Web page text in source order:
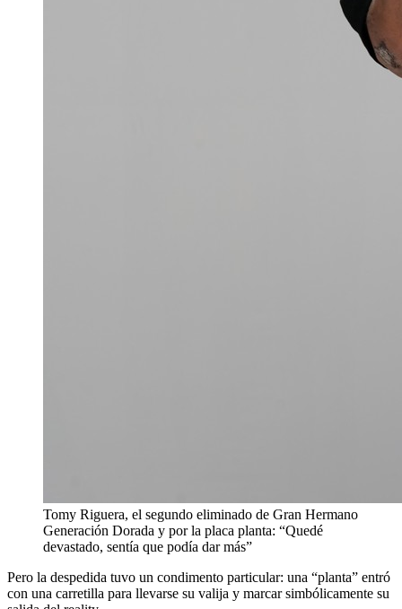
Tomy Riguera, el segundo eliminado de Gran Hermano
Generación Dorada y por la placa planta: “Quedé
devastado, sentía que podía dar más”
Pero la despedida tuvo un condimento particular: una “planta” entró
con una carretilla para llevarse su valija y marcar simbólicamente su